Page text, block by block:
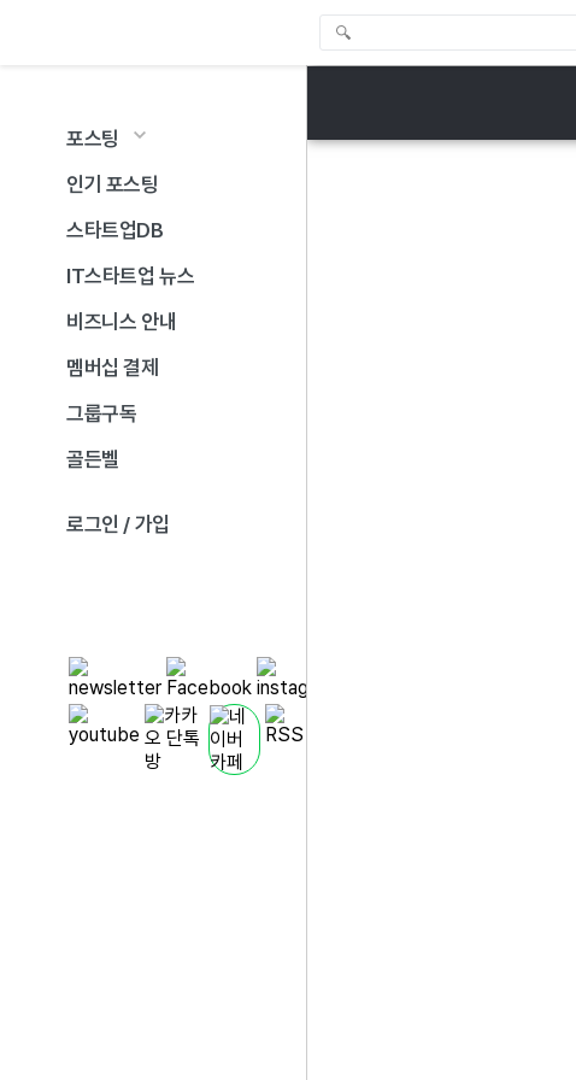
포스팅
인기 포스팅
스타트업DB
IT스타트업 뉴스
비즈니스 안내
멤버십 결제
그룹구독
골든벨
로그인 / 가입